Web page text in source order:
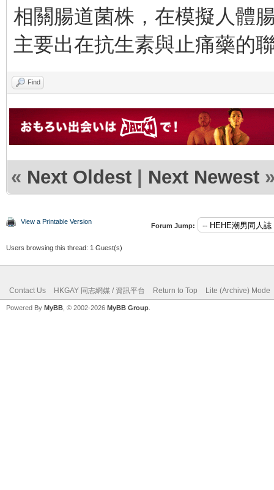
相關腸道菌株，在模擬人體
主要出在抗生素與止痛藥的
Find
« Next Oldest | Next Newest
View a Printable Version
Forum Jump:
Users browsing this thread: 1 Guest(s)
Contact Us HKGAY 同志網媒 / 資訊平台 Return to Top Lite (Archive) Mode
Powered By MyBB , © 2002-2026 MyBB Group